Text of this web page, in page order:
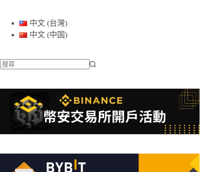
中文 (台灣)
中文 (中国)
不
條